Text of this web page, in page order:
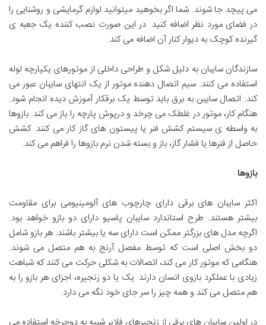
می پیچد جا شوند. شما اگر بخوهید میتوانید لوازم گرمایشی و روشنایی را
در فضای مورد نظر اضافه کنید. در این صورت نصب کننده یک جعبه ی
گیرنده کوچک به دیوار کنار آن اضافه می کند.
سازندگان سایبان به دلیل شکل و طراحی داخلی از موتورهای یکپارچه لوله
استفاده می کنند. سیم اتصال دهنده موتور از یک انتهای سایبان عبور می
کند. اتصال سایبن به برق باید توسط یک برقکار آموزش دیده انجام شود.
هنگام کار، موتور در غلطک می چرخد و درپوش پارچه را باز می کند. بازوها
به واسطه ی سیستم کشش فنر یا پیستون های گاز کار می کنند. کشش
حاصل از فنرها یا فشار گاز، باز و بسته شدن نرم بازوها را فراهم می کند.
بازوها
اکثر سایبان های برقی دارای چارچوب های آلومینیومی برای مقاومت
بیشتر هستند. طرح استاندارد سایبان پاسیو دارای دو بازو خواهد بود.
اگرچه مدل های بزرگتر ممکن است دارای سه یا بیشتر باشند. هر بازو شامل
دو بخش اصلی است که توسط مفصل آرنج به هم متصل می شوند.
هنگامی که موتور کار می کند، اتصالات به شکلی حرکت می کنند که شباهت
زیادی با عملکرد بازوی انسان دارند. یک یا دو زنجیره، اجزای هر بازو را به
هم متصل می کند و همه چیز را سر جای خود نگه می دارد.
در اولین سایبان های برقی از زنجیرهای فلایر شبیه به دوچرخه استفاده می